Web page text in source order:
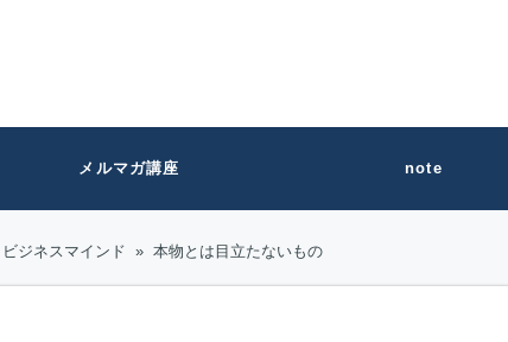
メルマガ講座 note
ビジネスマインド » 本物とは目立たないもの